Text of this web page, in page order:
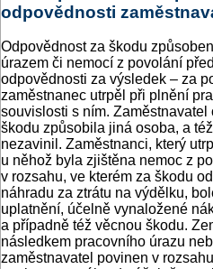
odpovědnosti
Odpovědnost za škodu
úrazem či nemocí z povolání
odpovědnosti za výsledek – za
zaměstnanec utrpěl při plnění
souvislosti s ním.
škodu způsobila jiná osoba, a
nezavinil. Zaměstnanci, který
u něhož byla zjištěna nemoc z
v rozsahu, ve kterém za škodu
náhradu za ztrátu na výdělku,
uplatnění, účelně vynaložené
a případně též věcnou škodu.
následkem pracovního úrazu
zaměstnavatel povinen v